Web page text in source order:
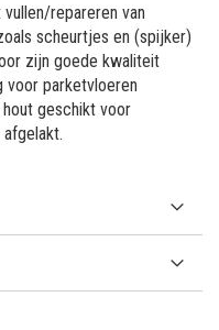
repareren van
scheurtjes en (spijker)
zijn goede kwaliteit
voor parketvloeren
geschikt voor